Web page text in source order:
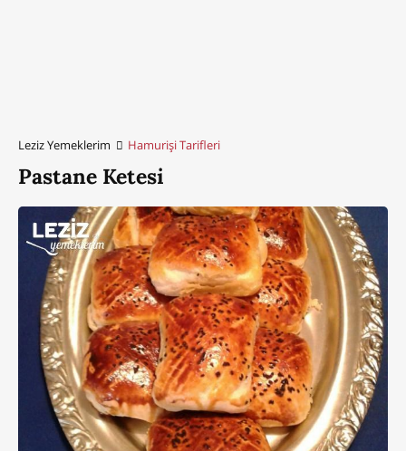
Leziz Yemeklerim Hamurişi Tarifleri
Pastane Ketesi